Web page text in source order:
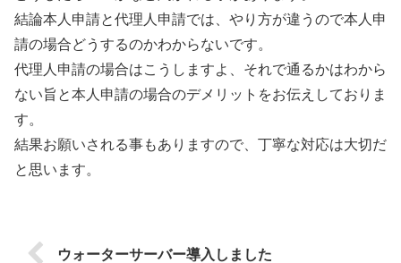
結論本人申請と代理人申請では、やり方が違うので本人申
請の場合どうするのかわからないです。
代理人申請の場合はこうしますよ、それで通るかはわから
ない旨と本人申請の場合のデメリットをお伝えしておりま
す。
結果お願いされる事もありますので、丁寧な対応は大切だ
と思います。
ウォーターサーバー導入しました